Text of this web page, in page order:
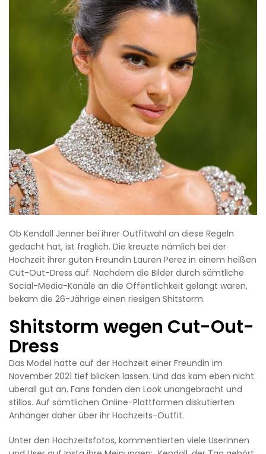
Ob Kendall Jenner bei ihrer Outfitwahl an diese Regeln
gedacht hat, ist fraglich. Die kreuzte nämlich bei der
Hochzeit ihrer guten Freundin Lauren Perez in einem heißen
Cut-Out-Dress auf. Nachdem die Bilder durch sämtliche
Social-Media-Kanäle an die Öffentlichkeit gelangt waren,
bekam die 26-Jährige einen riesigen Shitstorm.
Shitstorm wegen Cut-Out-
Dress
Das Model hatte auf der Hochzeit einer Freundin im
November 2021 tief blicken lassen. Und das kam eben nicht
überall gut an. Fans fanden den Look unangebracht und
stillos. Auf sämtlichen Online-Plattformen diskutierten
Anhänger daher über ihr Hochzeits-Outfit.
Unter den Hochzeitsfotos, kommentierten viele Userinnen